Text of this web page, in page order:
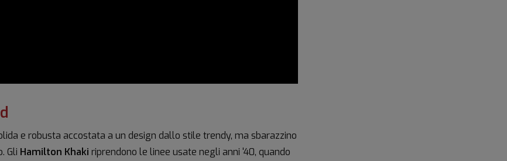
e robusta accostata a un design dallo stile trendy, ma sbarazzino
Gli Hamilton Khaki riprendono le linee usate negli anni '40, quando